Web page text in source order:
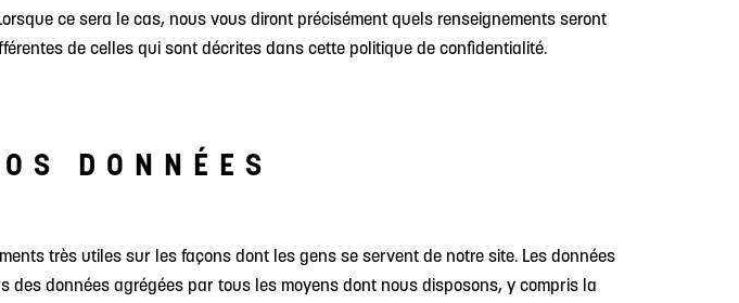
ce sera le cas, nous vous diront précisément quels renseignements seront
de celles qui sont décrites dans cette politique de confidentialité.
DONNÉES
très utiles sur les façons dont les gens se servent de notre site. Les données
données agrégées par tous les moyens dont nous disposons, y compris la